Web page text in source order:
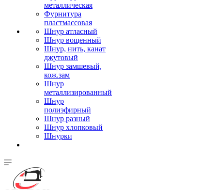
металлическая
Фурнитура
пластмассовая
Шнур атласный
Шнур вощенный
Шнур, нить, канат
джутовый
Шнур замшевый,
кож.зам
Шнур
металлизированный
Шнур
полиэфирный
Шнур разный
Шнур хлопковый
Шнурки